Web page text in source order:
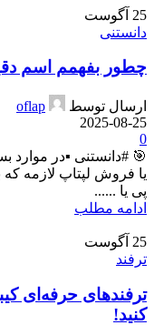
25 آگوست
دانستنی
چطور بفهمم اسم
ارسال توسط
oflap
2025-08-25
0
🎯 #دانستنی ▪️در موارد
یا فروش لپتاپ لازمه که
پی یا ......
ادامه مطلب
25 آگوست
ترفند
ترفندهای حرفه‌ای
کنید!